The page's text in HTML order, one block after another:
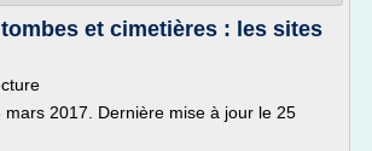
et cimetières : les sites
mars 2017. Dernière mise à jour le 25